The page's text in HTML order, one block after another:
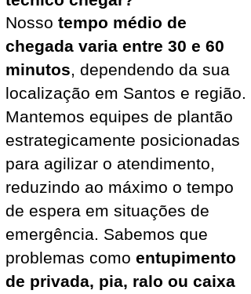
Nosso tempo médio de
chegada varia entre 30 e 60
minutos, dependendo da sua
localização em Santos e região.
Mantemos equipes de plantão
estrategicamente posicionadas
para agilizar o atendimento,
reduzindo ao máximo o tempo
de espera em situações de
emergência. Sabemos que
problemas como entupimento
de privada, pia, ralo ou caixa